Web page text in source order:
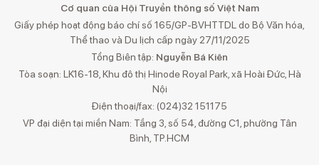
Cơ quan của Hội Truyền thông số Việt Nam
Giấy phép hoạt động báo chí số 165/GP-BVHTTDL do Bộ Văn hóa,
Thể thao và Du lịch cấp ngày 27/11/2025
Tổng Biên tập: Nguyễn Bá Kiên
Tòa soạn: LK16-18, Khu đô thị Hinode Royal Park, xã Hoài Đức, Hà
Nội
Điện thoại/fax: (024)32 151175
VP đại diện tại miền Nam: Tầng 3, số 54, đường C1, phường Tân
Bình, TP.HCM